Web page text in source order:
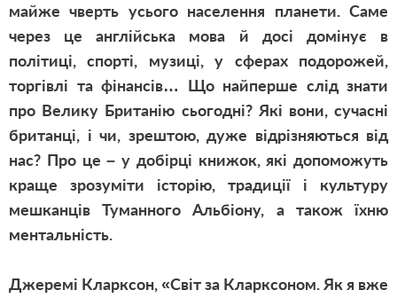
майже чверть усього населення планети. Саме
через це англійська мова й досі домінує в
політиці, спорті, музиці, у сферах подорожей,
торгівлі та фінансів… Що найперше слід знати
про Велику Британію сьогодні? Які вони, сучасні
британці, і чи, зрештою, дуже відрізняються від
нас? Про це – у добірці книжок, які допоможуть
краще зрозуміти історію, традиції і культуру
мешканців Туманного Альбіону, а також їхню
ментальність.
Джеремі Кларксон, «Світ за Кларксоном. Як я вже